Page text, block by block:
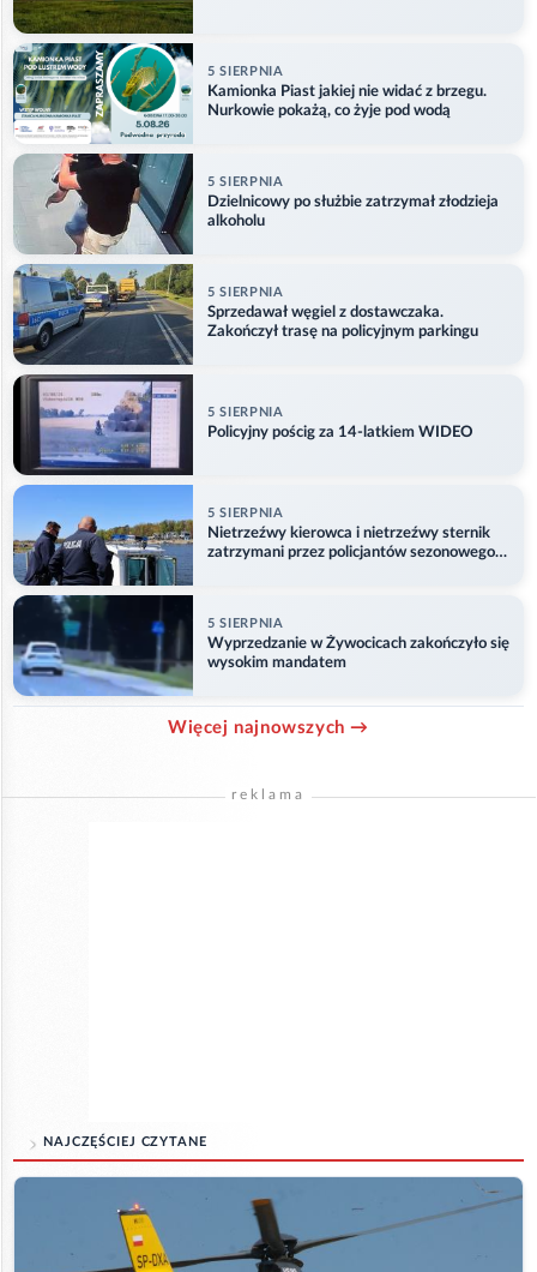
5 SIERPNIA
Kamionka Piast jakiej nie widać z brzegu.
Nurkowie pokażą, co żyje pod wodą
5 SIERPNIA
Dzielnicowy po służbie zatrzymał złodzieja
alkoholu
5 SIERPNIA
Sprzedawał węgiel z dostawczaka.
Zakończył trasę na policyjnym parkingu
5 SIERPNIA
Policyjny pościg za 14-latkiem WIDEO
5 SIERPNIA
Nietrzeźwy kierowca i nietrzeźwy sternik
zatrzymani przez policjantów sezonowego
5 SIERPNIA
Wyprzedzanie w Żywocicach zakończyło się
wysokim mandatem
Więcej najnowszych →
reklama
NAJCZĘŚCIEJ CZYTANE